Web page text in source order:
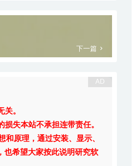
下一篇
。
失本站不承担连带责任。
原理，通过安装、显示、
也希望大家按此说明研究软